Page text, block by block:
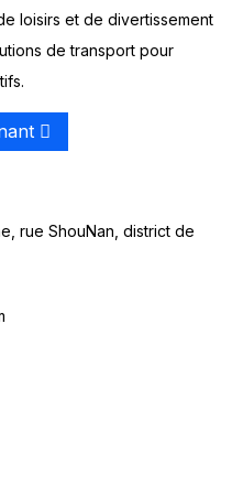
loisirs et de divertissement
de transport pour
rue ShouNan, district de